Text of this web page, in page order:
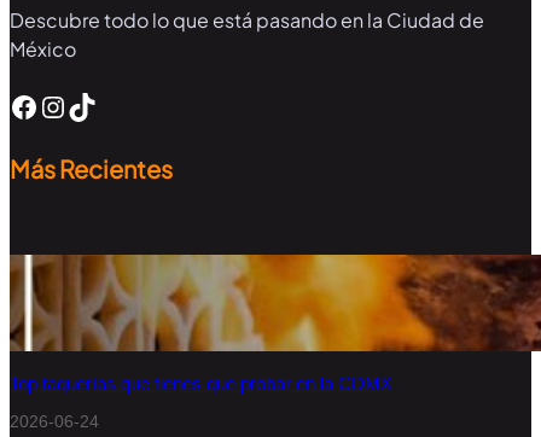
Descubre todo lo que está pasando en la Ciudad de
México
Facebook InstagramTikTok
Más Recientes
Top taquerías que tienes que probar en la CDMX
2026-06-24